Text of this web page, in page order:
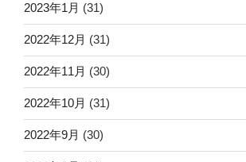
2023年1月 (31)
2022年12月 (31)
2022年11月 (30)
2022年10月 (31)
2022年9月 (30)